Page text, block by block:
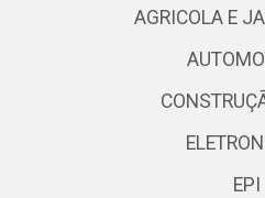
AGRICOLA E
EPI